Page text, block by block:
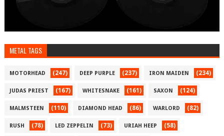
METAL TAGS
MOTORHEAD (247) DEEP PURPLE (237) IRON MAIDEN (234)
JUDAS PRIEST (167) WHITESNAKE (161) SAXON (124)
MALMSTEEN (110) DIAMOND HEAD (86) WARLORD (82)
RUSH (78) LED ZEPPELIN (73) URIAH HEEP (58)